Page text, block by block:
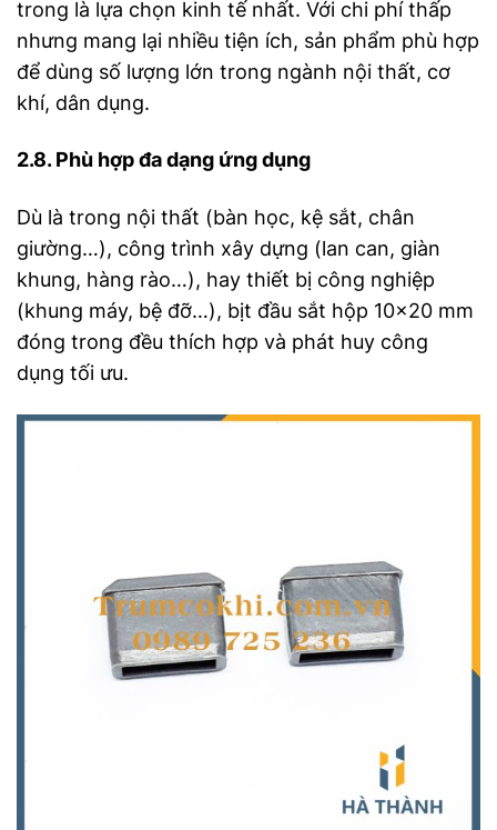
trong là lựa chọn kinh tế nhất. Với chi phí thấp
nhưng mang lại nhiều tiện ích, sản phẩm phù hợp
để dùng số lượng lớn trong ngành nội thất, cơ
khí, dân dụng.
2.8. Phù hợp đa dạng ứng dụng
Dù là trong nội thất (bàn học, kệ sắt, chân
giường…), công trình xây dựng (lan can, giàn
khung, hàng rào…), hay thiết bị công nghiệp
(khung máy, bệ đỡ…), bịt đầu sắt hộp 10×20 mm
đóng trong đều thích hợp và phát huy công
dụng tối ưu.